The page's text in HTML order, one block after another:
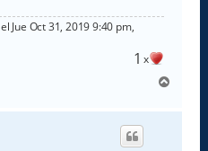
el Jue Oct 31, 2019 9:40 pm,
1 x
r